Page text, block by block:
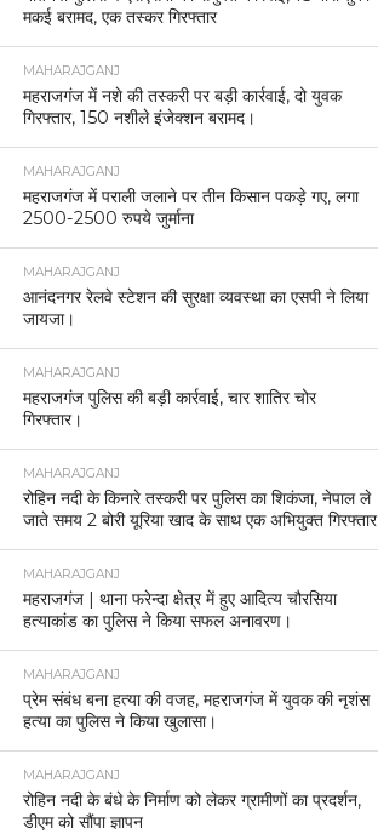
मकई बरामद, एक तस्कर गिरफ्तार
MAHARAJGANJ
महराजगंज में नशे की तस्करी पर बड़ी कार्रवाई, दो युवक
गिरफ्तार, 150 नशीले इंजेक्शन बरामद।
MAHARAJGANJ
महराजगंज में पराली जलाने पर तीन किसान पकड़े गए, लगा
2500-2500 रुपये जुर्माना
MAHARAJGANJ
आनंदनगर रेलवे स्टेशन की सुरक्षा व्यवस्था का एसपी ने लिया
जायजा।
MAHARAJGANJ
महराजगंज पुलिस की बड़ी कार्रवाई, चार शातिर चोर
गिरफ्तार।
MAHARAJGANJ
रोहिन नदी के किनारे तस्करी पर पुलिस का शिकंजा, नेपाल ले
जाते समय 2 बोरी यूरिया खाद के साथ एक अभियुक्त गिरफ्तार
MAHARAJGANJ
महराजगंज | थाना फरेन्दा क्षेत्र में हुए आदित्य चौरसिया
हत्याकांड का पुलिस ने किया सफल अनावरण।
MAHARAJGANJ
प्रेम संबंध बना हत्या की वजह, महराजगंज में युवक की नृशंस
हत्या का पुलिस ने किया खुलासा।
MAHARAJGANJ
रोहिन नदी के बंधे के निर्माण को लेकर ग्रामीणों का प्रदर्शन,
डीएम को सौंपा ज्ञापन